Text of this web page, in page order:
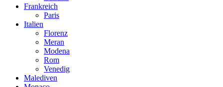
Frankreich
Paris
Italien
Florenz
Meran
Modena
Rom
Venedig
Malediven